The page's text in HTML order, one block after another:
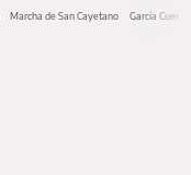
Marcha de San Cayetano García Cuerva